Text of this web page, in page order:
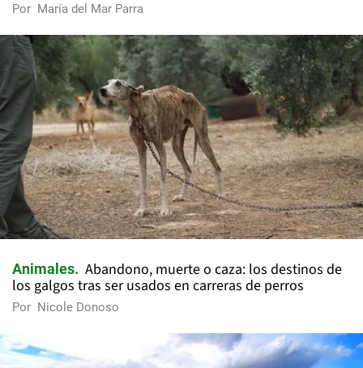
Por María del Mar Parra
Animales
Abandono, muerte o caza: los destinos de
los galgos tras ser usados en carreras de perros
Por Nicole Donoso